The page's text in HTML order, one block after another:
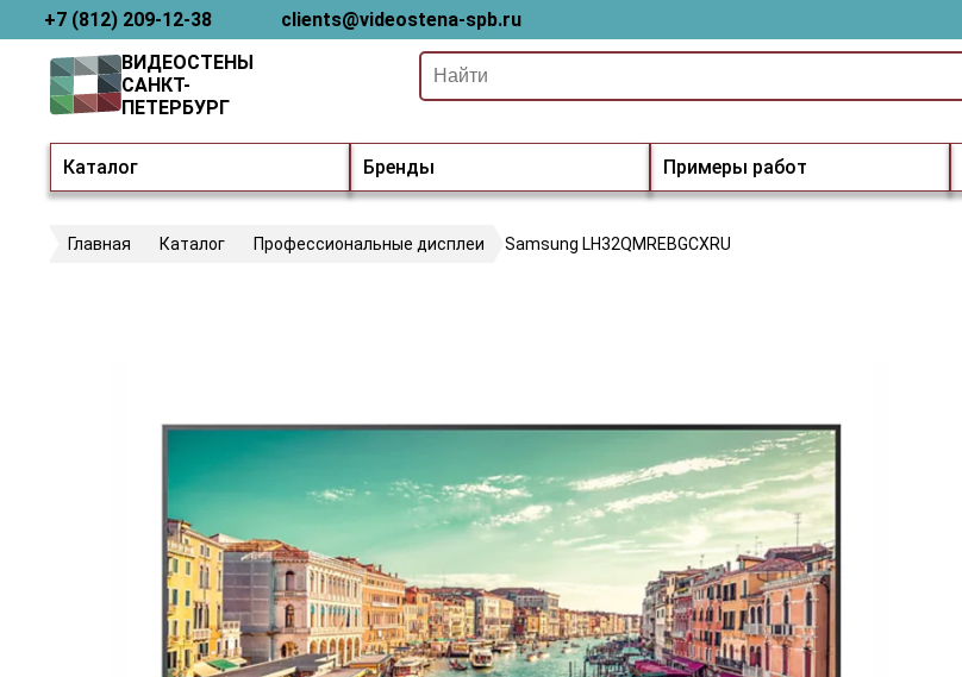
+7 (812) 209-12-38 clients@videostena-spb.ru
Каталог Бренды Примеры работ
ВИДЕОСТЕНЫ
САНКТ-
ПЕТЕРБУРГ
Главная Каталог Профессиональные дисплеи Samsung LH32QMREBGCXRU